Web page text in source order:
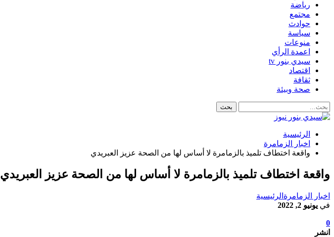
رياضة
مجتمع
حوادث
سياسة
منوعات
اعمدة الرأي
سيدي بنور tv
اقتصاد
ثقافة
صحة وبيئة
الرئيسية
اخبار الزمامرة
واقعة اختطاف تلميذ بالزمامرة لا أساس لها من الصحة عزيز العبريدي
واقعة اختطاف تلميذ بالزمامرة لا أساس لها من الصحة عزيز العبريدي
اخبار الزمامرة الرئيسية
في يونيو 2, 2022
0
انشر